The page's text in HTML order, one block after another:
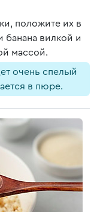
положите их в
банана вилкой и
массой.
очень спелый
в пюре.